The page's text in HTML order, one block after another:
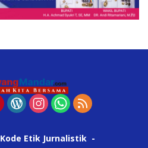
Kode Etik Jurnalistik